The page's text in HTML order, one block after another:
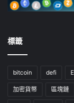
標籤
bitcoin defi
加密貨幣 區塊鏈